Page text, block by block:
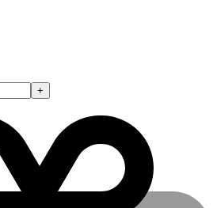
+